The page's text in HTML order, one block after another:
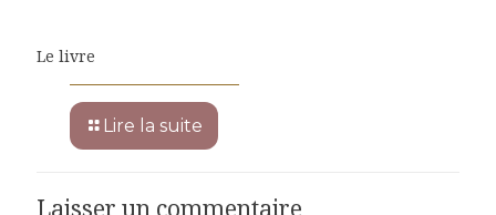
Le livre
Lire la suite
Laisser un commentaire